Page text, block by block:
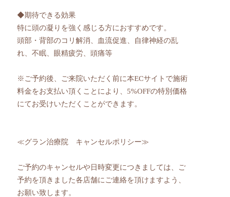
◆期待できる効果
特に頭の凝りを強く感じる方におすすめです。
頭部・背部のコリ解消、血流促進、自律神経の乱
れ、不眠、眼精疲労、頭痛等
※ご予約後、ご来院いただく前に本ECサイトで施術
料金をお支払い頂くことにより、5%OFFの特別価格
にてお受けいただくことができます。
≪グラン治療院 キャンセルポリシー≫
ご予約のキャンセルや日時変更につきましては、ご
予約を頂きました各店舗にご連絡を頂けますよう、
お願い致します。